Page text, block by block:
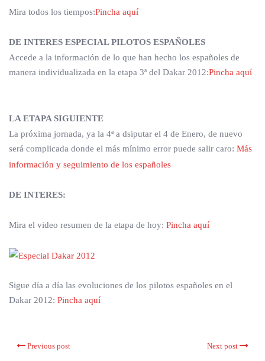
Mira todos los tiempos:Pincha aquí
DE INTERES ESPECIAL PILOTOS ESPAÑOLES
Accede a la información de lo que han hecho los españoles de
manera individualizada en la etapa 3ª del Dakar 2012:Pincha aquí
LA ETAPA SIGUIENTE
La próxima jornada, ya la 4ª a dsiputar el 4 de Enero, de nuevo
será complicada donde el más mínimo error puede salir caro: Más
información y seguimiento de los españoles
DE INTERES:
Mira el video resumen de la etapa de hoy: Pincha aquí
Sigue día a día las evoluciones de los pilotos españoles en el
Dakar 2012: Pincha aquí
Previous post Next post